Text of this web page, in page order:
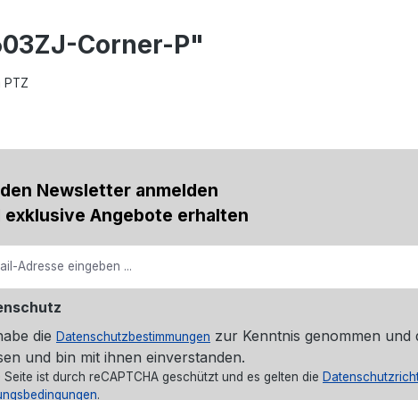
Corner-P"
PTZ
Newsletter anmelden
exklusive Angebote erhalten
die Datenschutzbestimmungen zur Kenntnis genommen und
und bin mit ihnen einverstanden.
Seite ist durch reCAPTCHA geschützt und es gelten die
.